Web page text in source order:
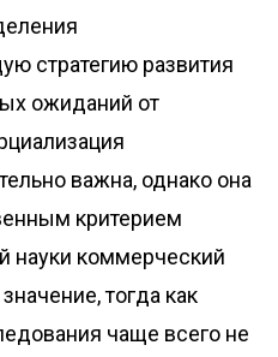
стратегию развития
ожиданий от
важна, однако она
критерием
науки коммерческий
тогда как
чаще всего не